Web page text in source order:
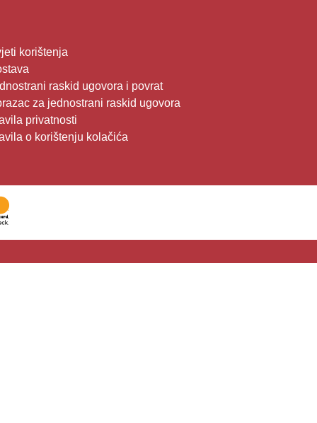
korištenja
raskid ugovora i povrat
za jednostrani raskid ugovora
privatnosti
o korištenju kolačića